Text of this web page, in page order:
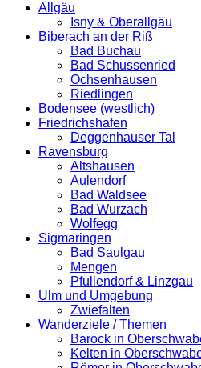
Allgäu
Isny & Oberallgäu
Biberach an der Riß
Bad Buchau
Bad Schussenried
Ochsenhausen
Riedlingen
Bodensee (westlich)
Friedrichshafen
Deggenhauser Tal
Ravensburg
Altshausen
Aulendorf
Bad Waldsee
Bad Wurzach
Wolfegg
Sigmaringen
Bad Saulgau
Mengen
Pfullendorf & Linzgau
Ulm und Umgebung
Zwiefalten
Wanderziele / Themen
Barock in
Kelten in